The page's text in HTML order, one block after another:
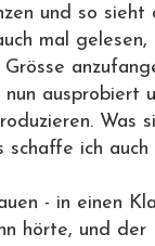
und so sieht
mal
ausprobiert
Was
ich auch
- in einen
hörte, und der